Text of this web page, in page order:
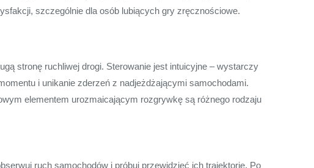
szczególnie dla osób lubiących gry zręcznościowe.
stronę ruchliwej drogi. Sterowanie jest intuicyjne – wystarczy
i unikanie zderzeń z nadjeżdżającymi samochodami.
elementem urozmaicającym rozgrywkę są różnego rodzaju
ruch samochodów i próbuj przewidzieć ich trajektorię. Po